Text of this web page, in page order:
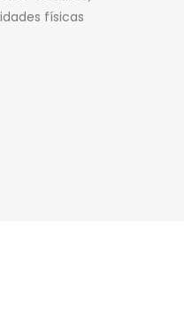
físicas